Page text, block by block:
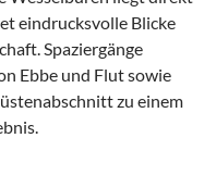
eindrucksvolle Blicke
Spaziergänge
Ebbe und Flut sowie
zu einem